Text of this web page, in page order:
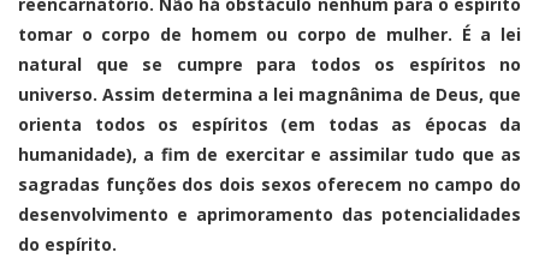
tomar o corpo de homem ou corpo de mulher. É a lei
natural que se cumpre para todos os espíritos no
universo. Assim determina a lei magnânima de Deus, que
orienta todos os espíritos (em todas as épocas da
humanidade), a fim de exercitar e assimilar tudo que as
sagradas funções dos dois sexos oferecem no campo do
desenvolvimento e aprimoramento das potencialidades
do espírito.